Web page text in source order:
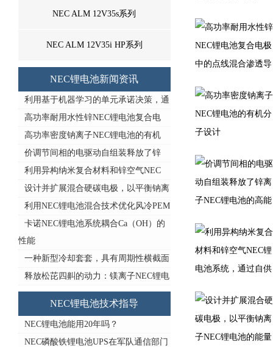
NEC ALM 12V35s系列
NEC ALM 12V35i HP系列
NEC锂电池新闻资讯
利用基于机器学习的单元承诺决策，通
高功率耐用水性锌NEC锂电池复合电
高功率密度钠离子NEC锂电池的有机
价调节间相的电驱动自组装释放了锌
利用异构纳米复合材料和锌空气NEC
设计并扩展混合硬碳电极，以平衡钠离
利用NEC锂电池混合技术优化风冷PEM
卡诺NEC锂电池系统耦合Ca（OH）的
性能
一种新型冷却套套，具有周期性横截面
释放松芘四鼼的动力：镁离子NEC锂电
NEC锂电池技术指导
NEC锂电池能用20年吗？
NEC磷酸铁锂电池UPS在军队通信部门